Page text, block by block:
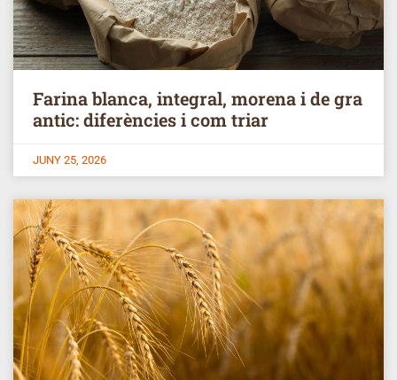
Farina blanca, integral, morena i de gra
antic: diferències i com triar
JUNY 25, 2026